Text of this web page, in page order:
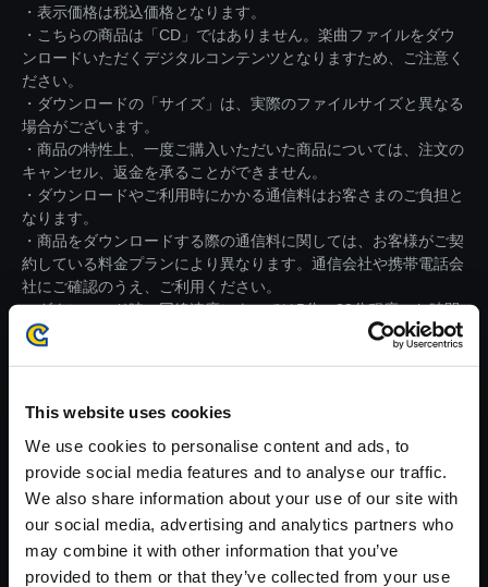
This website uses cookies
We use cookies to personalise content and ads, to
provide social media features and to analyse our traffic.
We also share information about your use of our site with
our social media, advertising and analytics partners who
may combine it with other information that you’ve
provided to them or that they’ve collected from your use
・表示価格は税込価格となります。
・こちらの商品は「CD」ではありません。楽曲ファイルをダウ
ンロードいただくデジタルコンテンツとなりますため、ご注意く
ださい。
・ダウンロードの「サイズ」は、実際のファイルサイズと異なる
場合がございます。
・商品の特性上、一度ご購入いただいた商品については、注文の
キャンセル、返金を承ることができません。
・ダウンロードやご利用時にかかる通信料はお客さまのご負担と
なります。
・商品をダウンロードする際の通信料に関しては、お客様がご契
約している料金プランにより異なります。通信会社や携帯電話会
社にご確認のうえ、ご利用ください。
・ダウンロード時、回線速度によっては5分～82分程度のお時間
がかかる場合がございます。
※ご購入いただいたファイルのダウンロードの際には、通信環境
【単曲】流星のロックマン パー
フェクトコレクション オリジナ